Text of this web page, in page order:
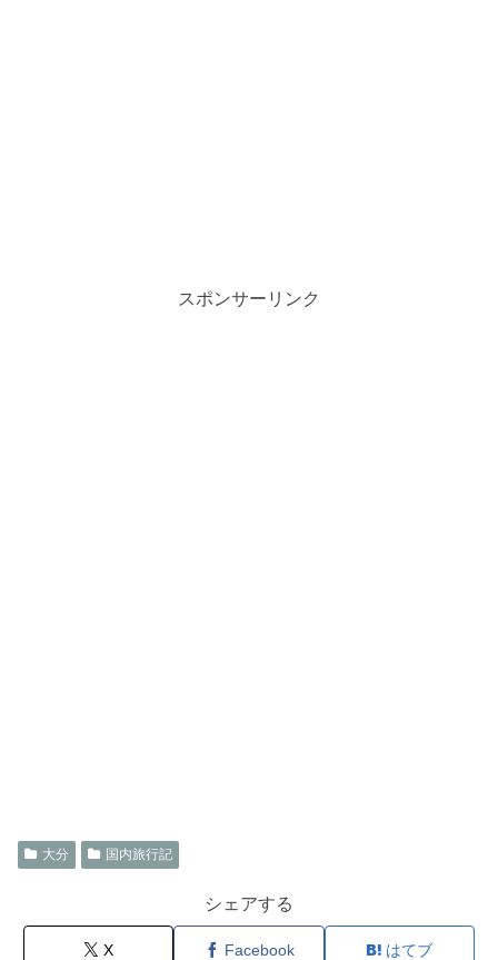
スポンサーリンク
大分 国内旅行記
シェアする
X Facebook はてブ